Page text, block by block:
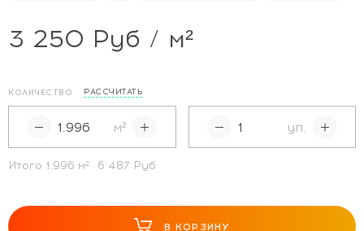
3 250 Руб / м²
КОЛИЧЕСТВО РАССЧИТАТЬ
м² уп.
Итого 1.996 м² 6 487 Руб
В КОРЗИНУ